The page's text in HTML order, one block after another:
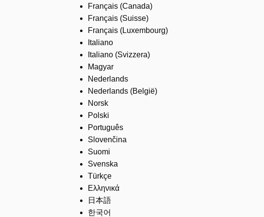
Français (Canada)
Français (Suisse)
Français (Luxembourg)
Italiano
Italiano (Svizzera)
Magyar
Nederlands
Nederlands (België)
Norsk
Polski
Português
Slovenčina
Suomi
Svenska
Türkçe
Ελληνικά
日本語
한국어